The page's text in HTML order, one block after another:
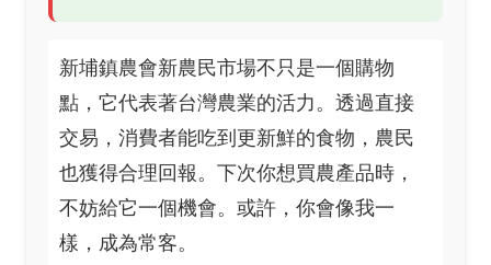
新埔鎮農會新農民市場不只是一個購物
點，它代表著台灣農業的活力。透過直接
交易，消費者能吃到更新鮮的食物，農民
也獲得合理回報。下次你想買農產品時，
不妨給它一個機會。或許，你會像我一
樣，成為常客。